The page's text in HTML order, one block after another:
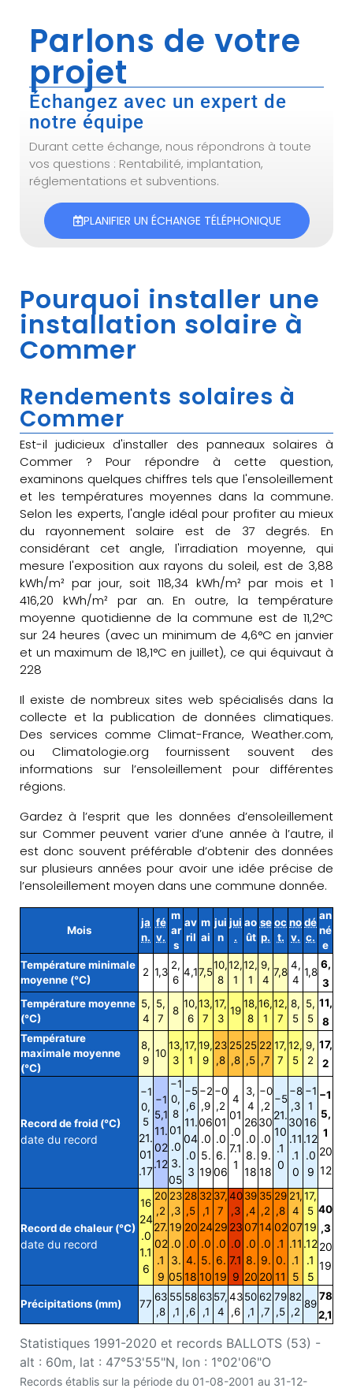
Parlons de votre
projet
Échangez avec un expert de
notre équipe
Durant cette échange, nous répondrons à toute
vos questions : Rentabilité, implantation,
réglementations et subventions.
PLANIFIER UN ÉCHANGE TÉLÉPHONIQUE
Pourquoi installer une
installation solaire à
Commer
Rendements solaires à
Commer
Est-il judicieux d'installer des panneaux solaires à
Commer ? Pour répondre à cette question,
examinons quelques chiffres tels que l'ensoleillement
et les températures moyennes dans la commune.
Selon les experts, l'angle idéal pour profiter au mieux
du rayonnement solaire est de 37 degrés. En
considérant cet angle, l'irradiation moyenne, qui
mesure l'exposition aux rayons du soleil, est de 3,88
kWh/m² par jour, soit 118,34 kWh/m² par mois et 1
416,20 kWh/m² par an. En outre, la température
moyenne quotidienne de la commune est de 11,2°C
sur 24 heures (avec un minimum de 4,6°C en janvier
et un maximum de 18,1°C en juillet), ce qui équivaut à
228
Il existe de nombreux sites web spécialisés dans la
collecte et la publication de données climatiques.
Des services comme Climat-France, Weather.com,
ou Climatologie.org fournissent souvent des
informations sur l’ensoleillement pour différentes
régions.
Gardez à l’esprit que les données d’ensoleillement
sur Commer peuvent varier d’une année à l’autre, il
est donc souvent préférable d’obtenir des données
sur plusieurs années pour avoir une idée précise de
l’ensoleillement moyen dans une commune donnée.
Statistiques 1991-2020 et records BALLOTS (53) -
alt : 60m, lat : 47°53'55"N, lon : 1°02'06"O
Records établis sur la période du 01-08-2001 au 31-12-
Mois
ja
n.
fé
v.
m
ar
s
av
ril
m
ai
jui
n
jui
.
ao
ût
se
p.
oc
t.
no
v.
dé
c.
an
né
e
Température minimale
moyenne (°C)
2 1,3
2,
6
4,17,5
10,
8
12,
1
12,
1
9,
4
7,8
4,
4
1,8
6,
3
Température moyenne
(°C)
5,
4
5,
7
8
10,
6
13,
7
17,
3
19
18,
8
16,
1
12,
7
8,
5
5,
5
11,
8
Température
maximale moyenne
(°C)
8,
9
10
13,
3
17,
1
19,
9
23
,8
25
,8
25
,5
22
,7
17,
7
12,
5
9,
2
17,
2
Record de froid (°C)
date du record
−1
0,
5
21.
01
.17
−1
5,1
11.
02
.12
−1
0,
8
01
.0
3.
05
−5
,6
11.
04
.0
3
−2
,9
06
.0
5.
19
−0
,2
01
.0
6.
06
4
01
.0
7.1
1
3,
4
26
.0
8.
18
−0
,2
30
.0
9.
18
−5
21.
10
.1
0
−8
,3
30
.11
.1
0
−1
1
16
.12
.0
9
−1
5,
1
20
12
Record de chaleur (°C)
date du record
16
24
.0
1.1
6
20
,2
27.
02
.1
9
23
,3
19
.0
3.
05
28
,5
20
.0
4.
18
32
,1
24
.0
5.
10
37,
7
29
.0
6.
19
40
,3
23
.0
7.1
9
39
,4
07
.0
8.
20
35
,2
14
.0
9.
20
29
,8
02
.1
0.
11
21,
4
07
.11
.1
5
17,
5
19
.12
.1
5
40
,3
20
19
Précipitations (mm) 77
63
,8
55
,1
58
,6
63
,1
57,
4
43
,6
50
,1
62
,7
79
,5
82
,2
89
78
2,1